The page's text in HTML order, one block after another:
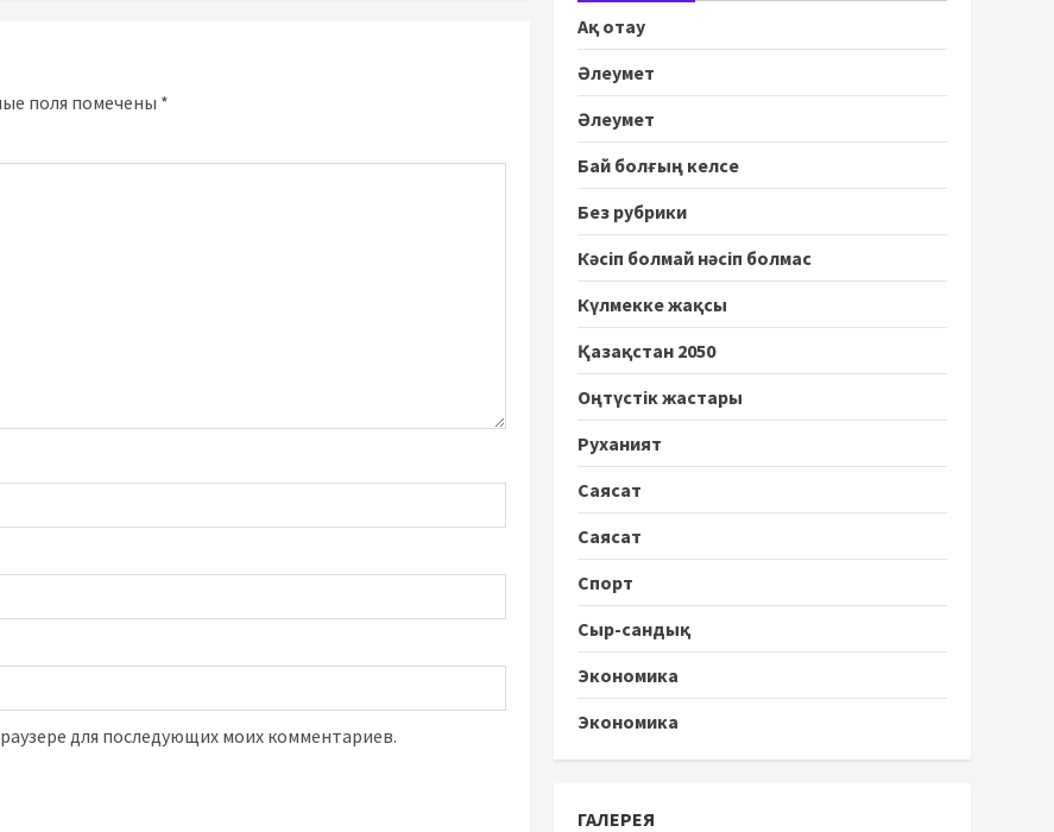
поля помечены *
для последующих моих комментариев.
Ақ отау
Әлеумет
Әлеумет
Бай болғың келсе
Без рубрики
Кәсіп болмай нәсіп болмас
Күлмекке жақсы
Қазақстан 2050
Оңтүстік жастары
Руханият
Саясат
Саясат
Спорт
Сыр-сандық
Экономика
Экономика
ГАЛЕРЕЯ